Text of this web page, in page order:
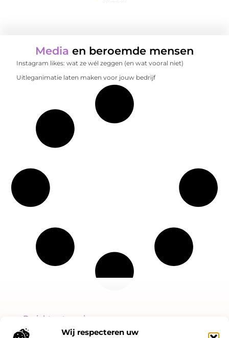
Wij respecteren uw
Media en beroemde mensen
Instagram likes: wat ze wél zeggen (en wat vooral niet)
Uitleganimatie laten maken voor jouw bedrijf
Bericht categorie